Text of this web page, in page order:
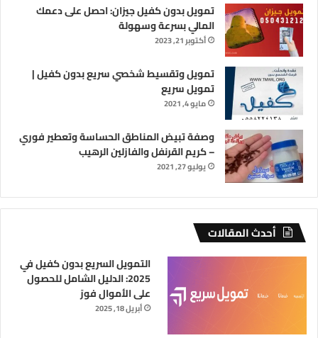
تمويل بدون كفيل جيزان: احصل على دعمك
المالي بسرعة وسهولة
أكتوبر 21, 2023
تمويل وتقسيط شخصي سريع بدون كفيل |
تمويل سريع
مايو 4, 2021
وصفة تبيض المناطق الحساسة وتعطير فوري
– كريم القرنفل والفازلين الرهيب
يوليو 27, 2021
أحدث المقالات
التمويل السريع بدون كفيل في
2025: الدليل الشامل للحصول
على الأموال فورً
أبريل 18, 2025